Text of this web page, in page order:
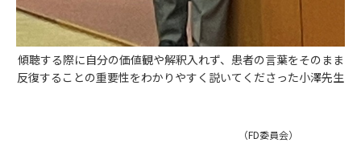
傾聴する際に自分の価値観や解釈入れず、患者の言葉をそのまま
反復することの重要性をわかりやすく説いてくださった小澤先生
（FD委員会）